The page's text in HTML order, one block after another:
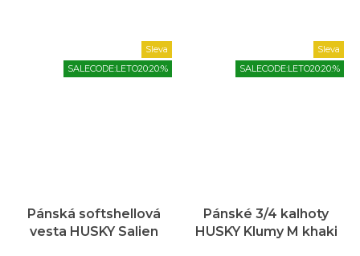
Sleva
SALECODE:LETO20:20:%
Pánská softshellová
vesta HUSKY Salien
Sleva
SALECODE:LETO20:20:%
Pánské 3/4 kalhoty
HUSKY Klumy M khaki